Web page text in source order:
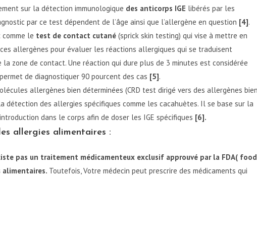
sur la détection immunologique des anticorps IGE libérés par les
par ce test dépendent de l’âge ainsi que l’allergène en question [4].
le test de contact cutané (sprick skin testing) qui vise à mettre en
allergènes pour évaluer les réactions allergiques qui se traduisent
zone de contact. Une réaction qui dure plus de 3 minutes est considérée
de diagnostiquer 90 pourcent des cas [5].
allergènes bien déterminées (CRD test dirigé vers des allergènes bien
des allergies spécifiques comme les cacahuètes. Il se base sur la
dans le corps afin de doser les IGE spécifiques [6].
allergies alimentaires :
pas un traitement médicamenteux exclusif approuvé par la FDA( food
Toutefois, Votre médecin peut prescrire des médicaments qui